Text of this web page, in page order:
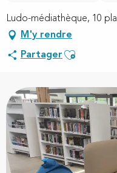
Ludo-médiathèque, 10
M'y rendre
Partager Ajouter aux